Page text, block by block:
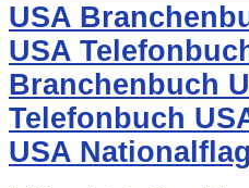
USA
USA
Branchenbuch
Telefonbuch
USA